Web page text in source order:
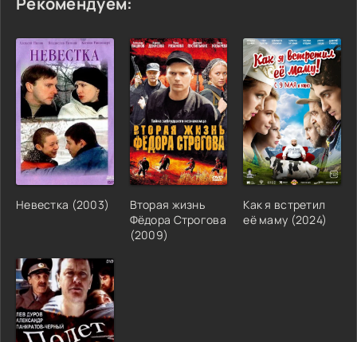
Невестка (2003)
Вторая жизнь
Фёдора Строгова
(2009)
Как я встретил
её маму (2024)